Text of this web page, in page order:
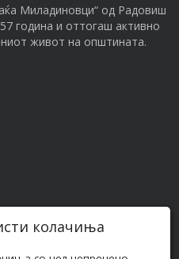
Миладиновци“ од Радовиш
година и оттогаш активно
живот на општината.
колачиња